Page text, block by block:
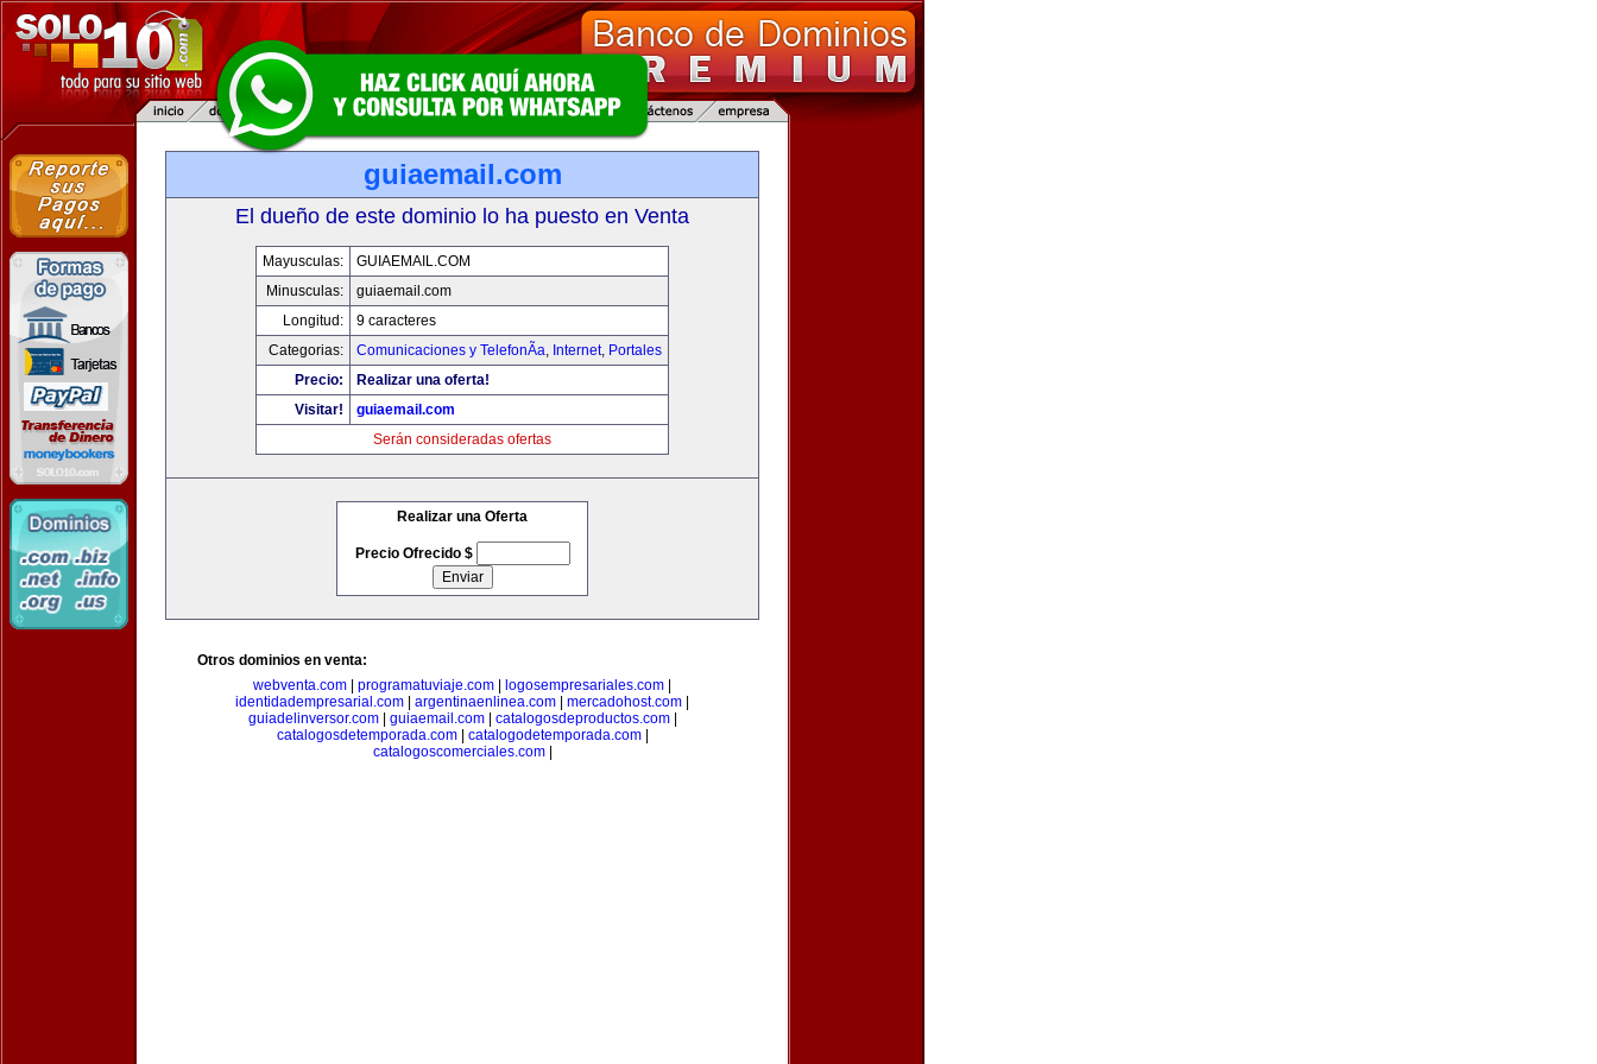
guiaemail.com
El dueño de este dominio lo ha puesto en Venta
Mayusculas:
GUIAEMAIL.COM
Minusculas:
guiaemail.com
Longitud:
9 caracteres
Categorias:
Comunicaciones y TelefonÃ­a, Internet, Portales
Precio:
Realizar una oferta!
Visitar!
guiaemail.com
Serán consideradas ofertas
Realizar una Oferta
Precio Ofrecido $
Otros dominios en venta:
webventa.com
programatuviaje.com logosempresariales.com
identidadempresarial.com
argentinaenlinea.com mercadohost.com
guiadelinversor.com| guiaemail.com| catalogosdeproductos.com|
catalogosdetemporada.com| catalogodetemporada.com|
catalogoscomerciales.com|